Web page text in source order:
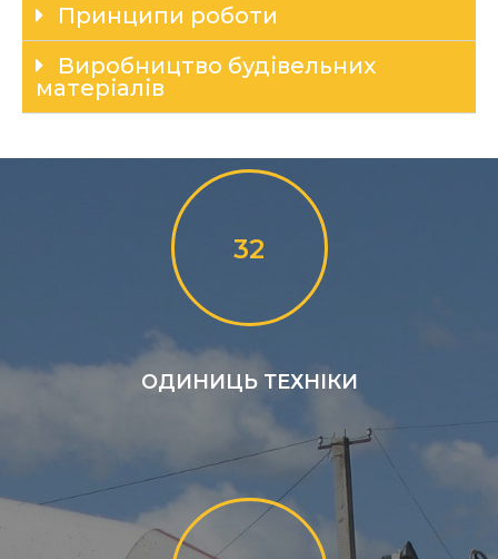
Принципи роботи
Виробництво будівельних
матеріалів
32
ОДИНИЦЬ ТЕХНІКИ